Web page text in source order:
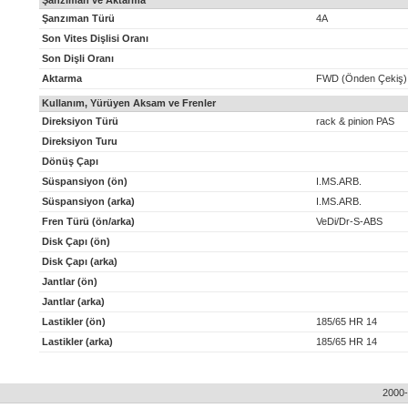
Şanzıman Türü
4A
Son Vites Dişlisi Oranı
Son Dişli Oranı
Aktarma
FWD (Önden Çekiş)
Kullanım, Yürüyen Aksam ve Frenler
Direksiyon Türü
rack & pinion PAS
Direksiyon Turu
Dönüş Çapı
Süspansiyon (ön)
I.MS.ARB.
Süspansiyon (arka)
I.MS.ARB.
Fren Türü (ön/arka)
VeDi/Dr-S-ABS
Disk Çapı (ön)
Disk Çapı (arka)
Jantlar (ön)
Jantlar (arka)
Lastikler (ön)
185/65 HR 14
Lastikler (arka)
185/65 HR 14